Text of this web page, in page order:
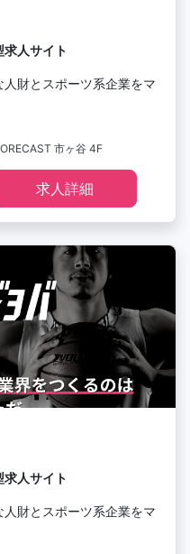
人サイト
財とスポーツ系企業をマ
市ヶ谷 4F
求人詳細
人サイト
財とスポーツ系企業をマ